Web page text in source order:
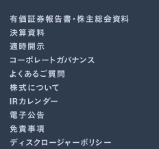
有価証券報告書･株主総会資料
決算資料
適時開示
コーポレートガバナンス
よくあるご質問
株式について
IRカレンダー
電子公告
免責事項
ディスクロージャーポリシー